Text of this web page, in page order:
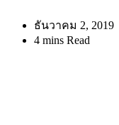
ธันวาคม 2, 2019
4 mins Read